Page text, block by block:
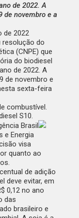
de 2022. A
de novembro e a
de 2022
resolução do
(CNPE) que
do biodiesel
de 2022. A
de novembro e
sexta-feira
Brasil
e Energia
visa
quanto ao
de adição
deve evitar, em
0,12 no ano
das
brasileiro e